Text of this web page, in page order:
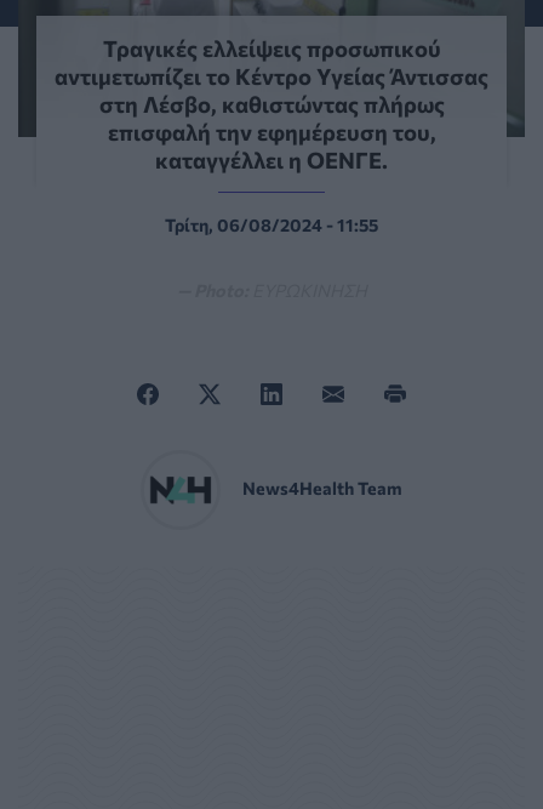
Τραγικές ελλείψεις προσωπικού
αντιμετωπίζει το Κέντρο Υγείας Άντισσας
στη Λέσβο, καθιστώντας πλήρως
επισφαλή την εφημέρευση του,
καταγγέλλει η ΟΕΝΓΕ.
Τρίτη, 06/08/2024 - 11:55
News4Health Team